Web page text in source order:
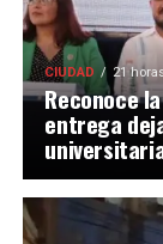
CIUDAD 21
Reconoce
entrega